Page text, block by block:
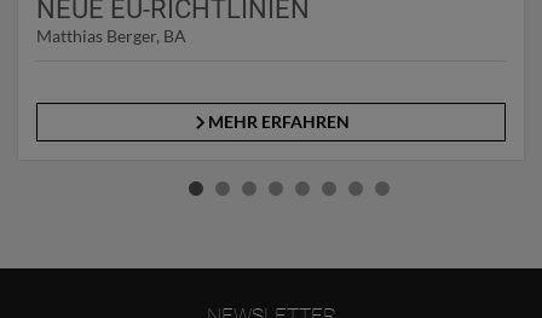
NEUE EU-RICHTLINIEN
Matthias Berger, BA
MEHR ERFAHREN